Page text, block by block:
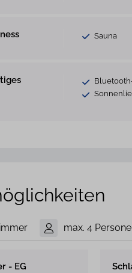
Sauna
max. 4
- EG